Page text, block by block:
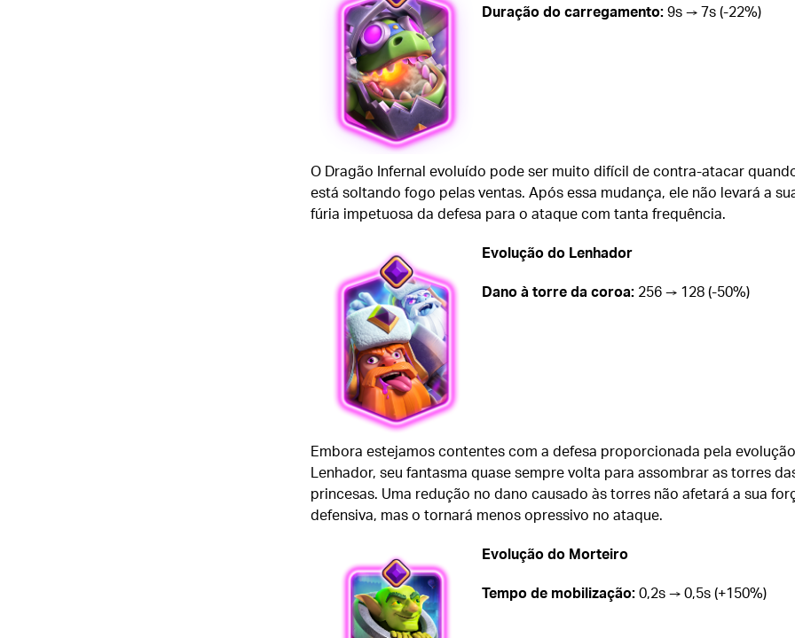
Duração do carregamento:9s → 7s (-22%)
O Dragão Infernal evoluído pode ser muito difícil de contra-atacar
está soltando fogo pelas ventas. Após essa mudança, ele não levará a
fúria impetuosa da defesa para o ataque com tanta frequência.
Evolução do Lenhador
Dano à torre da coroa:256 → 128 (-50%)
Embora estejamos contentes com a defesa proporcionada pela
Lenhador, seu fantasma quase sempre volta para assombrar as torres
princesas. Uma redução no dano causado às torres não afetará a sua
defensiva, mas o tornará menos opressivo no ataque.
Evolução do Morteiro
Tempo de mobilização:0,2s → 0,5s (+150%)